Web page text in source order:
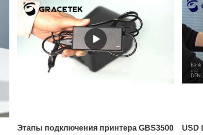
Этапы подключения принтера GBS3500
USD